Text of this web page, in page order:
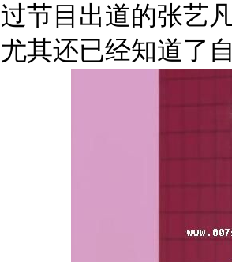
过节目出道的张艺
尤其还已经知道了